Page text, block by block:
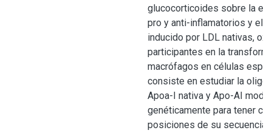
glucocorticoides sobre la
pro y anti-inflamatorios y el
inducido por LDL nativas,
participantes en la
macrófagos en células
consiste en estudiar la
Apoa-I nativa y Apo-AI
genéticamente para tener
posiciones de su secuencia,